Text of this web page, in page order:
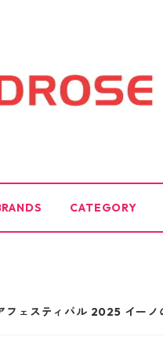
CATEGORY
フェスティバル 2025 イー